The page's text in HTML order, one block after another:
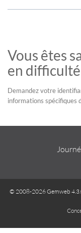
Vous êtes
en difficulté
Demandez votre
informations spécifiques
© 2008-2026 Gemweb